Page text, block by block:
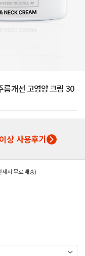
름개선 고영양 크림 30
상 사용후기
시 무료 배송)